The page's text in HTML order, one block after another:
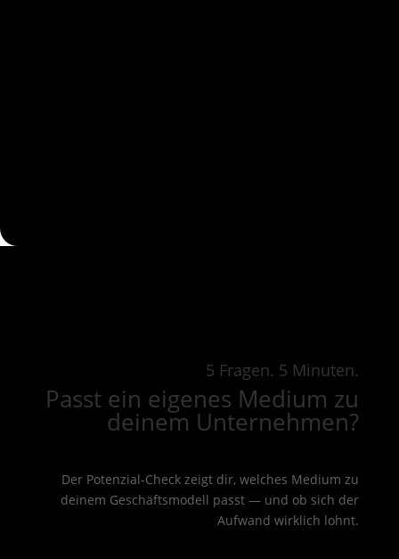
5 Fragen. 5 Minuten.
Passt ein eigenes Medium zu
deinem Unternehmen?
Der Potenzial-Check zeigt dir, welches Medium zu
deinem Geschäftsmodell passt — und ob sich der
Aufwand wirklich lohnt.